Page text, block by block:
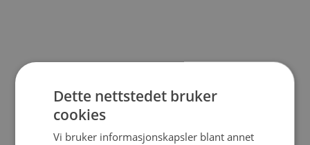
Dette nettstedet bruker
cookies
Vi bruker informasjonskapsler blant annet